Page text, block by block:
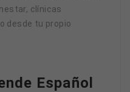
clínicas
desde tu propio
Español